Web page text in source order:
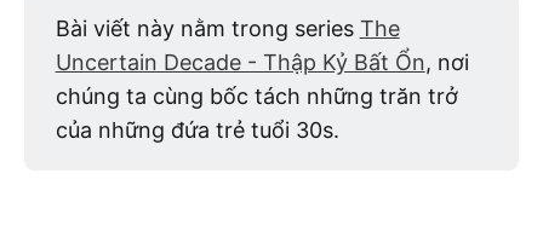
Bài viết này nằm trong series The
Uncertain Decade - Thập Kỷ Bất Ổn, nơi
chúng ta cùng bốc tách những trăn trở
của những đứa trẻ tuổi 30s.